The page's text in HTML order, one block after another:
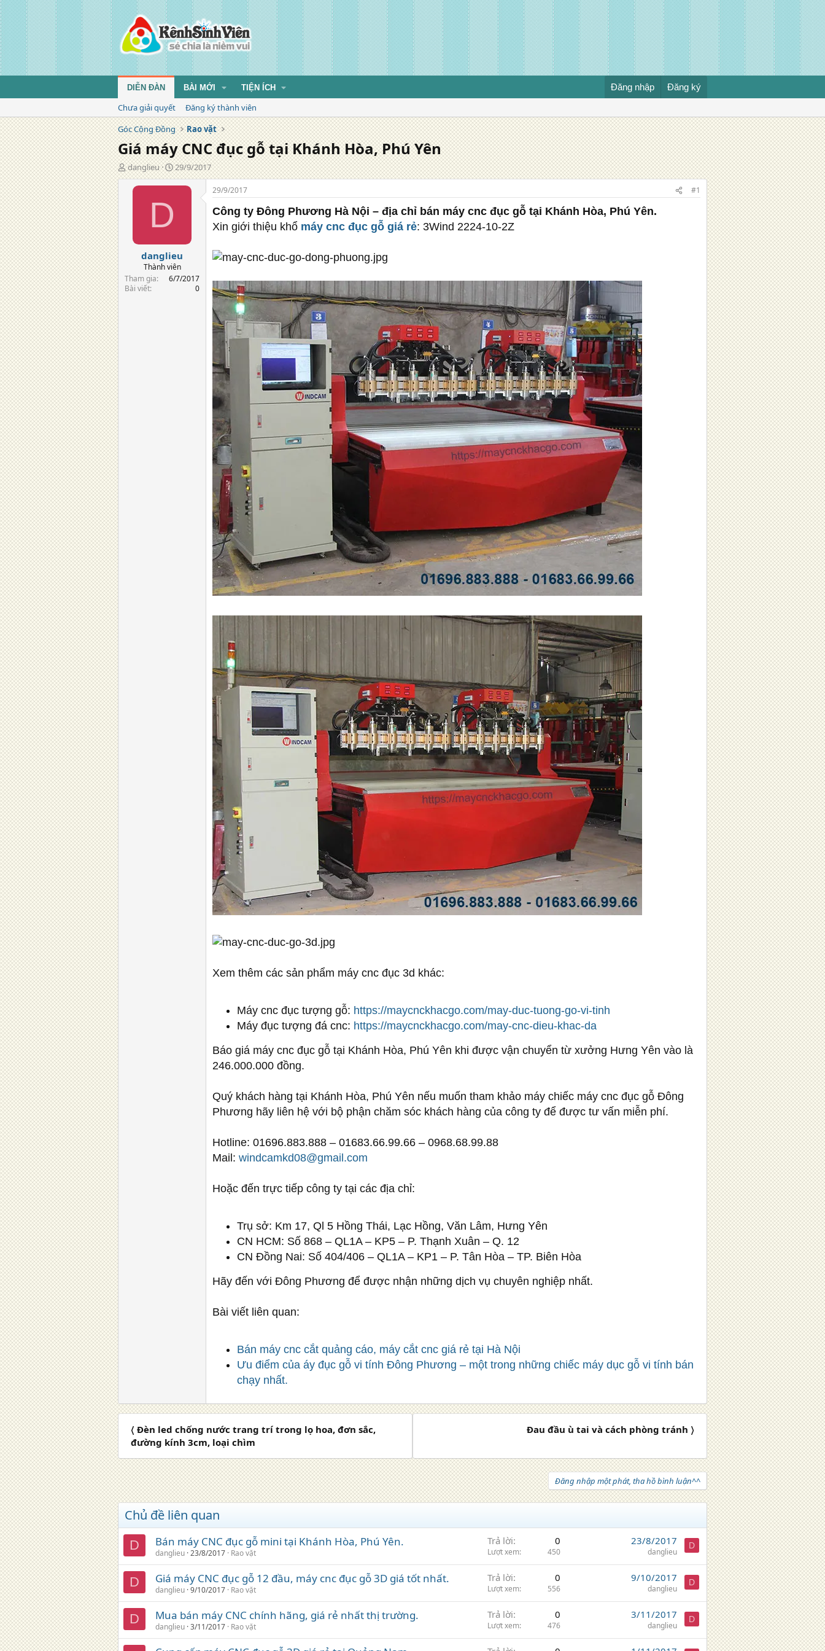
DIỄN ĐÀN BÀI MỚI TIỆN ÍCH Đăng nhập Đăng ký
Chưa giải quyết
Đăng ký thành viên
Góc Cộng Đồng
Rao vặt
Giá máy CNC đục gỗ tại Khánh Hòa, Phú Yên
T
á
danglieu
N
g
à
g
29/9/2017
D
danglieu
Thành viên
Tham gia
6/7/2017
Bài viết
0
29/9/2017 #1
Công ty Đông Phương Hà Nội – địa chỉ bán máy cnc đục gỗ tại Khánh Hòa, Phú Yên.
Xin giới thiệu khổ máy cnc đục gỗ giá rẻ: 3Wind 2224-10-2Z
Xem thêm các sản phẩm máy cnc đục 3d khác:
Máy cnc đục tượng gỗ: https://maycnckhacgo.com/may-duc-tuong-go-vi-tinh
Máy đục tượng đá cnc: https://maycnckhacgo.com/may-cnc-dieu-khac-da
Báo giá máy cnc đục gỗ tại Khánh Hòa, Phú Yên khi được vận chuyển từ xưởng Hưng Yên vào là
246.000.000 đồng.
Quý khách hàng tại Khánh Hòa, Phú Yên nếu muốn tham khảo máy chiếc máy cnc đục gỗ Đông
Phương hãy liên hệ với bộ phận chăm sóc khách hàng của công ty để được tư vấn miễn phí.
Hotline: 01696.883.888 – 01683.66.99.66 – 0968.68.99.88
Mail: windcamkd08@gmail.com
Hoặc đến trực tiếp công ty tại các địa chỉ:
Trụ sở: Km 17, Ql 5 Hồng Thái, Lạc Hồng, Văn Lâm, Hưng Yên
CN HCM: Số 868 – QL1A – KP5 – P. Thạnh Xuân – Q. 12
CN Đồng Nai: Số 404/406 – QL1A – KP1 – P. Tân Hòa – TP. Biên Hòa
Hãy đến với Đông Phương để được nhận những dịch vụ chuyên nghiệp nhất.
Bài viết liên quan:
Bán máy cnc cắt quảng cáo, máy cắt cnc giá rẻ tại Hà Nội
Ưu điểm của áy đục gỗ vi tính Đông Phương – một trong những chiếc máy dục gỗ vi tính bán
chạy nhất.
〈 Đèn led chống nước trang trí trong lọ hoa, đơn sắc,
đường kính 3cm, loại chìm
Đau đầu ù tai và cách phòng tránh 〉
Đăng nhập một phát, tha hồ bình luận^^
Chủ đề liên quan
D Bán máy CNC đục gỗ mini tại Khánh Hòa, Phú Yên.
danglieu 23/8/2017 Rao vặt
Trả lời 0
Lượt xem 450
23/8/2017
danglieu
D
D Giá máy CNC đục gỗ 12 đầu, máy cnc đục gỗ 3D giá tốt nhất.
danglieu 9/10/2017 Rao vặt
Trả lời 0
Lượt xem 556
9/10/2017
danglieu
D
D Mua bán máy CNC chính hãng, giá rẻ nhất thị trường.
danglieu 3/11/2017 Rao vặt
Trả lời 0
Lượt xem 476
3/11/2017
danglieu
D